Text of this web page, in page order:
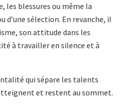
les blessures ou même la
d’une sélection. En revanche, il
son attitude dans les
à travailler en silence et à
qui sépare les talents
et restent au sommet.